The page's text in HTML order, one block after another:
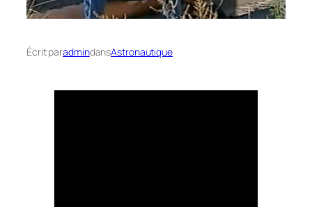
Écrit paradmindansAstronautique